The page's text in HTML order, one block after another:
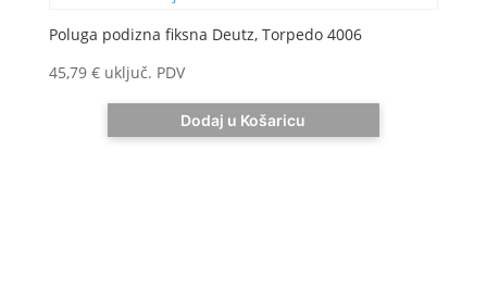
Poluga podizna fiksna Deutz, Torpedo 4006
45,79 € uključ. PDV
Dodaj u Košaricu